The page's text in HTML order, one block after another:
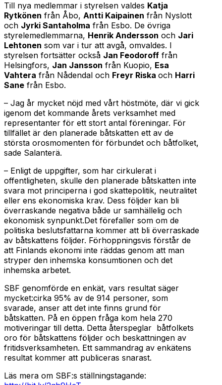
Till nya medlemmar i styrelsen valdes Katja
Rytkönen från Åbo, Antti Kaipainen från Nyslott
och Jyrki Santaholma från Esbo. De övriga
styrelemedlemmarna, Henrik Andersson och Jari
Lehtonen som var i tur att avgå, omvaldes. I
styrelsen fortsätter också Jan Feodoroff från
Helsingfors, Jan Jansson från Kuopio, Esa
Vahtera från Nådendal och Freyr Riska och Harri
Sane från Esbo.
– Jag år mycket nöjd med vårt höstmöte, där vi gick
igenom det kommande årets verksamhet med
representanter för ett stort antal föreningar. För
tillfället är den planerade båtskatten ett av de
största orosmomenten för förbundet och båtfolket,
sade Salanterä.
– Enligt de uppgifter, som har cirkulerat i
offentligheten, skulle den planerade båtskatten inte
svara mot principerna i god skattepolitik, neutralitet
eller ens ekonomiska krav. Dess följder kan bli
överraskande negativa både ur samhällelig och
ekonomisk synpunkt.Det förefaller som om de
politiska beslutsfattarna kommer att bli överraskade
av båtskattens följder. Förhoppningsvis förstår de
att Finlands ekonomi inte räddas genom att man
stryper den inhemska konsumtionen och det
inhemska arbetet.
SBF genomförde en enkät, vars resultat säger
mycket:cirka 95% av de 914 personer, som
svarade, anser att det inte finns grund för
båtskatten. På en öppen fråga kom hela 270
motiveringar till detta. Detta återspeglar båtfolkets
oro för båtskattens följder och beskattningen av
fritidsverksamheten. Ett sammandrag av enkätens
resultat kommer att publiceras snarast.
Läs mera om SBF:s ställningstagande: